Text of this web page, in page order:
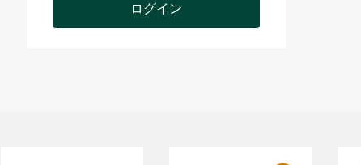
ログイン